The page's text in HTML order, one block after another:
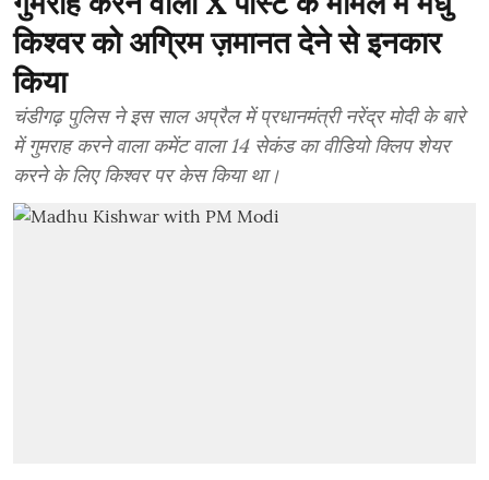
किश्वर को अग्रिम ज़मानत देने से इनकार
किया
चंडीगढ़ पुलिस ने इस साल अप्रैल में प्रधानमंत्री नरेंद्र मोदी के बारे
में गुमराह करने वाला कमेंट वाला 14 सेकंड का वीडियो क्लिप शेयर
करने के लिए किश्वर पर केस किया था।